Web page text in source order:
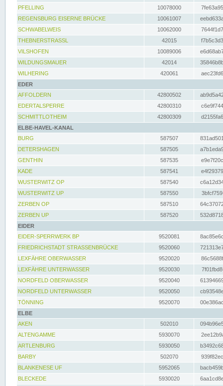
PFELLING
10078000
REGENSBURG EISERNE BRÜCKE
10061007
SCHWABELWEIS
10062000
THEBNERSTRASSL
42015
VILSHOFEN
10089006
WILDUNGSMAUER
42014
WILHERING
420061
EDER
AFFOLDERN
42800502
EDERTALSPERRE
42800310
SCHMITTLOTHEIM
42800309
ELBE-HAVEL-KANAL
BURG
587507
DETERSHAGEN
587505
GENTHIN
587535
KADE
587541
WUSTERWITZ OP
587540
WUSTERWITZ UP
587550
ZERBEN OP
587510
ZERBEN UP
587520
EIDER
EIDER-SPERRWERK BP
9520081
FRIEDRICHSTADT STRASSENBRÜCKE
9520060
LEXFÄHRE OBERWASSER
9520020
LEXFÄHRE UNTERWASSER
9520030
NORDFELD OBERWASSER
9520040
NORDFELD UNTERWASSER
9520050
TÖNNING
9520070
ELBE
AKEN
502010
ALTENGAMME
5930070
ARTLENBURG
5930050
BARBY
502070
BLANKENESE UF
5952065
BLECKEDE
5930020